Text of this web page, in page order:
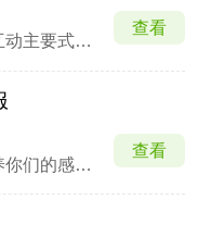
高随机度成长向文字互动主要式宫斗类模拟养成手游
查看
和安吉拉做朋友，培养你们的感情吧
查看